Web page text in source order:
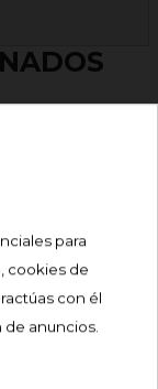
PIEL NORMAL...
para
cookies de
con él
de anuncios.